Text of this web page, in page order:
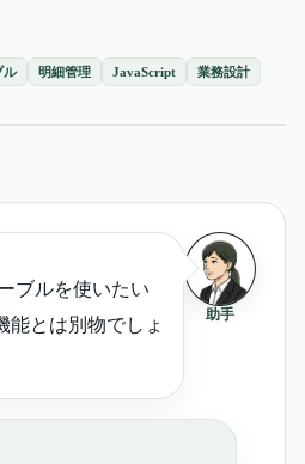
ル 明細管理 JavaScript 業務設計
助手
ブルを使いたい
能とは別物でしょ